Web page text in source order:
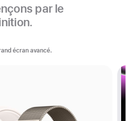
par le
écran avancé.